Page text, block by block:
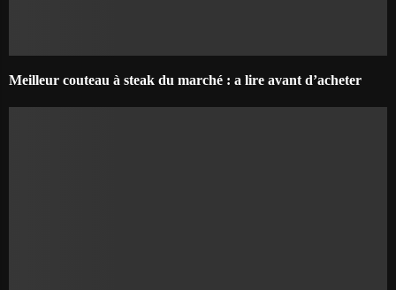
Meilleur couteau à steak du marché : a lire avant d’acheter